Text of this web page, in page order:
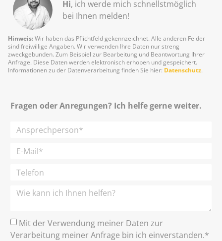
Hi, ich werde mich schnellst­möglich
bei Ihnen melden!
Hinweis:Wir haben das Pflichtfeld gekennzeichnet. Alle anderen Felder
sind freiwillige Angaben. Wir verwenden Ihre Daten nur streng
zweckgebunden. Zum Beispiel zur Bearbeitung und Beantwortung Ihrer
Anfrage. Diese Daten werden elektronisch erhoben und gespeichert.
Informationen zu der Datenverarbeitung finden Sie hier: Datenschutz.
Fragen oder Anregungen? Ich helfe gerne weiter.
Mit der Verwendung meiner Daten zur
Verarbeitung meiner Anfrage bin ich einverstanden.*